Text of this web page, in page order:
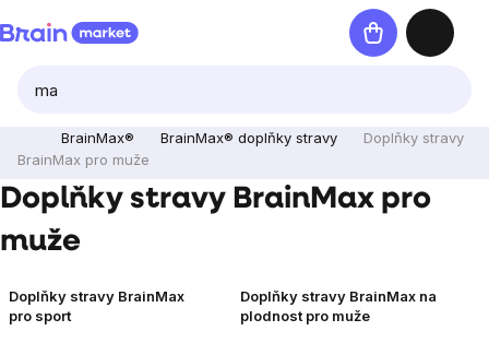
na
Nákupní
košík
BrainMax® BrainMax® doplňky stravy
Doplňky stravy
BrainMax pro muže
Doplňky stravy BrainMax pro
muže
Doplňky stravy BrainMax
pro sport
Doplňky stravy BrainMax na
plodnost pro muže